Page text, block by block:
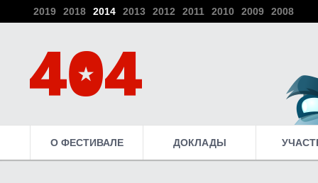
2019 2018 2014 2013 2012 2011 2010 2009 2008
О ФЕСТИВАЛЕ ДОКЛАДЫ